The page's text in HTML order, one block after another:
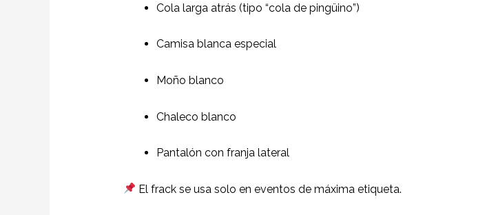
Cola larga atrás (tipo “cola de pingüino”)
Camisa blanca especial
Moño blanco
Chaleco blanco
Pantalón con franja lateral
El frack se usa solo en eventos de máxima etiqueta.